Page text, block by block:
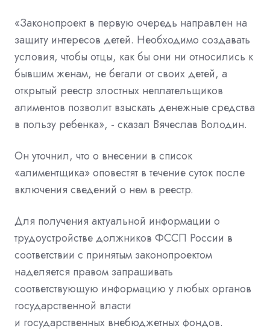
«Законопроект в первую очередь направлен на
защиту интересов детей. Необходимо создавать
условия, чтобы отцы, как бы они ни относились к
бывшим женам, не бегали от своих детей, а
открытый реестр злостных неплательщиков
алиментов позволит взыскать денежные средства
в пользу ребенка», - сказал Вячеслав Володин.
Он уточнил, что о внесении в список
«алиментщика» оповестят в течение суток после
включения сведений о нем в реестр.
Для получения актуальной информации о
трудоустройстве должников ФССП России в
соответствии с принятым законопроектом
наделяется правом запрашивать
соответствующую информацию у любых органов
государственной власти
и государственных внебюджетных фондов.